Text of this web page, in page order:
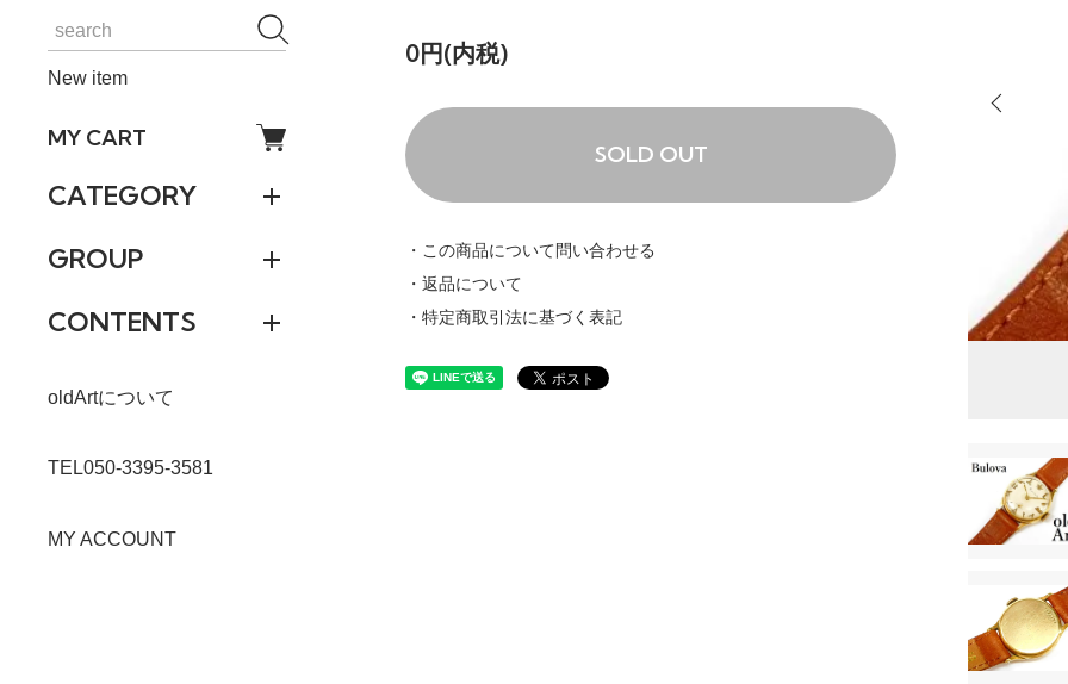
New item
MY CART
CATEGORY
GROUP
CONTENTS
oldArtについて
TEL050-3395-3581
MY ACCOUNT
0円(内税)
SOLD OUT
・この商品について問い合わせる
・返品について
・特定商取引法に基づく表記